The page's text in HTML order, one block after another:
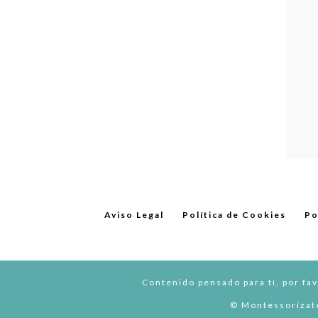
Aviso Legal Política de Cookies
Contenido pensado para tí, por
©